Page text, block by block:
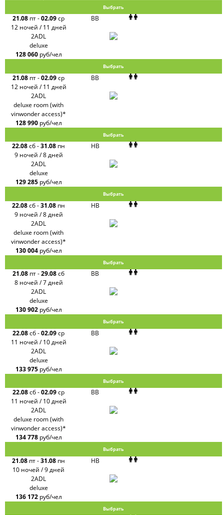
Выбрать
21.08 пт-02.09ср
12 ночей / 11 дней
BB
2ADL
deluxe
128 060 руб/чел
Выбрать
21.08 пт-02.09ср
12 ночей / 11 дней
BB
2ADL
deluxe room (with
vinwonder access)*
128 990 руб/чел
Выбрать
22.08сб-31.08 пн
9 ночей / 8 дней
HB
2ADL
deluxe
129 285 руб/чел
Выбрать
22.08сб-31.08 пн
9 ночей / 8 дней
HB
2ADL
deluxe room (with
vinwonder access)*
130 004 руб/чел
Выбрать
21.08 пт-29.08сб
8 ночей / 7 дней
BB
2ADL
deluxe
130 902 руб/чел
Выбрать
22.08сб-02.09ср
11 ночей / 10 дней
BB
2ADL
deluxe
133 975 руб/чел
Выбрать
22.08сб-02.09ср
11 ночей / 10 дней
BB
2ADL
deluxe room (with
vinwonder access)*
134 778 руб/чел
Выбрать
21.08 пт-31.08 пн
10 ночей / 9 дней
HB
2ADL
deluxe
136 172 руб/чел
Выбрать